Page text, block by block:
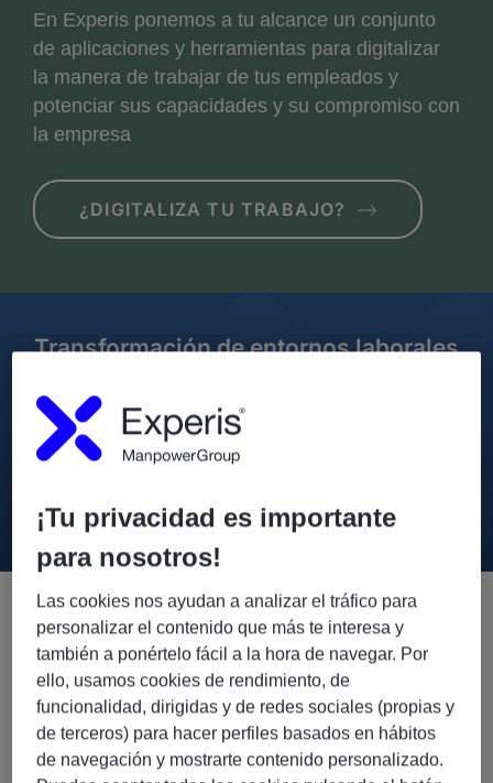
En Experis ponemos a tu alcance un conjunto
de aplicaciones y herramientas para digitalizar
la manera de trabajar de tus empleados y
potenciar sus capacidades y su compromiso con
la empresa
¿DIGITALIZA TU TRABAJO?
Transformación de entornos laborales
Te ayudamos en la implementación y mantenimiento de
entornos profesionales digitales eficaces y seguros con
Gestión de espacios de trabajo
digitales
Nuestra suite de servicios te ayuda a diseñar y mantener
unos espacios de trabajo digitales modernos, promoviendo
¡Tu privacidad es importante
para nosotros!
Las cookies nos ayudan a analizar el tráfico para
personalizar el contenido que más te interesa y
también a ponértelo fácil a la hora de navegar. Por
ello, usamos cookies de rendimiento, de
funcionalidad, dirigidas y de redes sociales (propias y
de terceros) para hacer perfiles basados en hábitos
de navegación y mostrarte contenido personalizado.